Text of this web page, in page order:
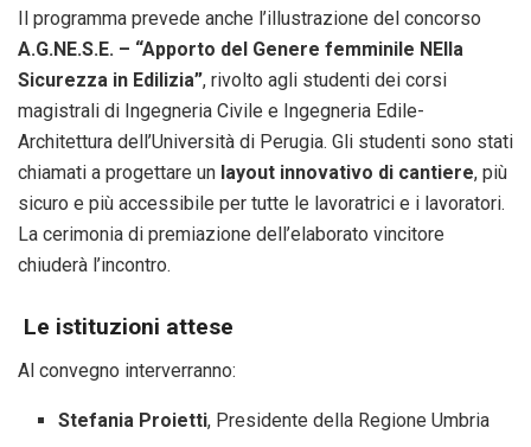
Il programma prevede anche l’illustrazione del concorso
A.G.NE.S.E. – “Apporto del Genere femminile NElla
Sicurezza in Edilizia”, rivolto agli studenti dei corsi
magistrali di Ingegneria Civile e Ingegneria Edile-
Architettura dell’Università di Perugia. Gli studenti sono stati
chiamati a progettare un layout innovativo di cantiere, più
sicuro e più accessibile per tutte le lavoratrici e i lavoratori.
La cerimonia di premiazione dell’elaborato vincitore
chiuderà l’incontro.
Le istituzioni attese
Al convegno interverranno:
Stefania Proietti, Presidente della Regione Umbria